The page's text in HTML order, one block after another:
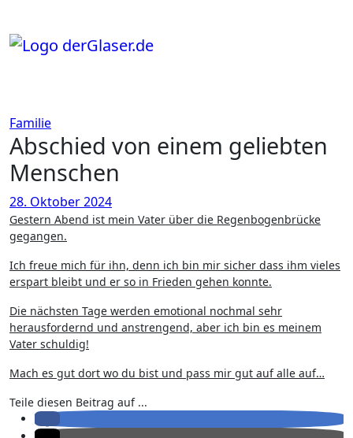
springen
Familie
Abschied von einem geliebten
Menschen
28. Oktober 2024
Gestern Abend ist mein Vater über die Regenbogenbrücke
gegangen.
Ich freue mich für ihn, denn ich bin mir sicher dass ihm vieles
erspart bleibt und er so in Frieden gehen konnte.
Die nächsten Tage werden emotional nochmal sehr
herausfordernd und anstrengend, aber ich bin es meinem
Vater schuldig!
Mach es gut dort wo du bist und pass mir gut auf alle auf…
Teile diesen Beitrag auf ...